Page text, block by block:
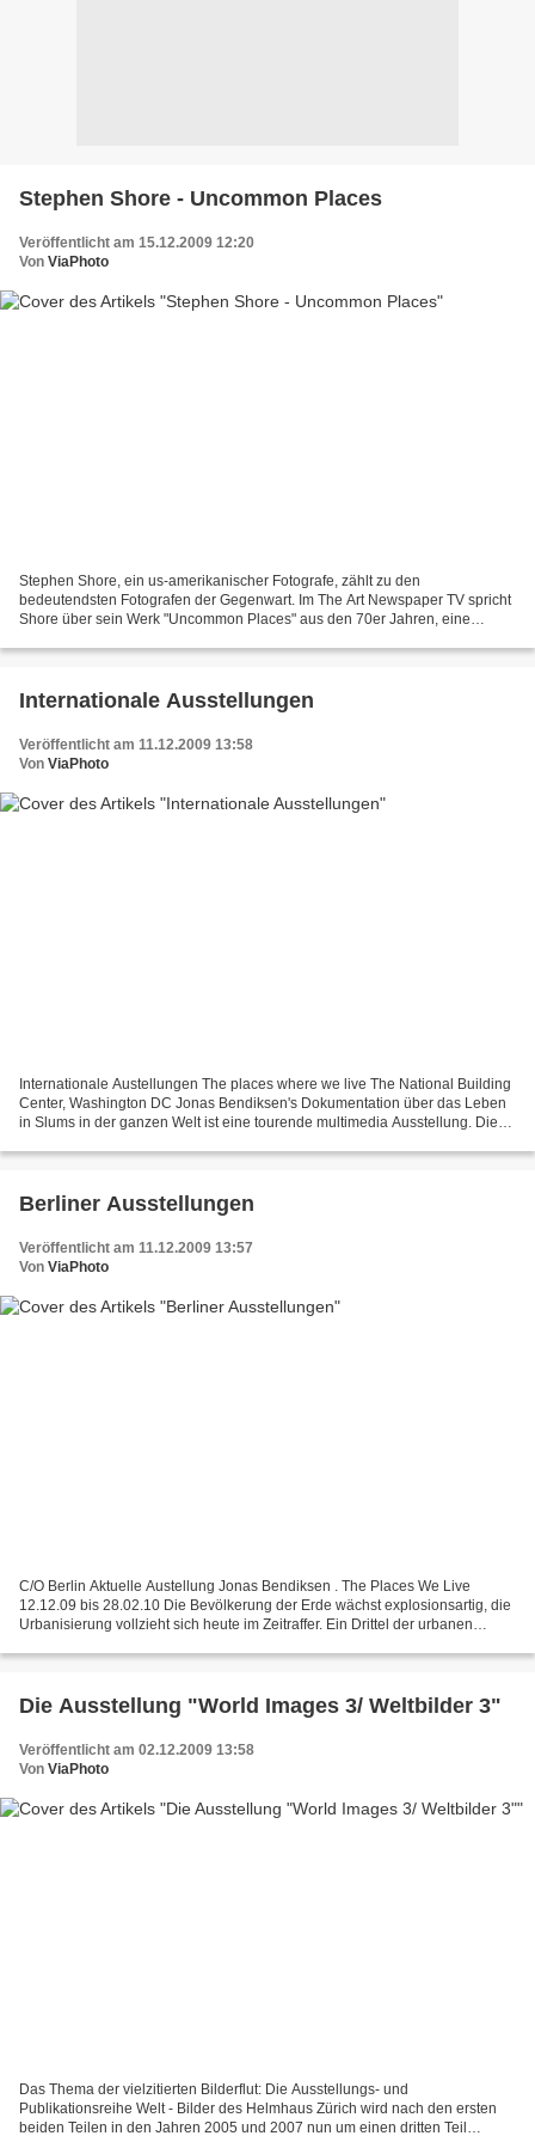
Stephen Shore - Uncommon Places
Veröffentlicht am 15.12.2009 12:20
Von ViaPhoto
Stephen Shore, ein us-amerikanischer Fotografe, zählt zu den
bedeutendsten Fotografen der Gegenwart. Im The Art Newspaper TV spricht
Shore über sein Werk "Uncommon Places" aus den 70er Jahren, eine
Internationale Ausstellungen
Veröffentlicht am 11.12.2009 13:58
Von ViaPhoto
Internationale Austellungen The places where we live The National Building
Center, Washington DC Jonas Bendiksen's Dokumentation über das Leben
in Slums in der ganzen Welt ist eine tourende multimedia Ausstellung. Die
Berliner Ausstellungen
Veröffentlicht am 11.12.2009 13:57
Von ViaPhoto
C/O Berlin Aktuelle Austellung Jonas Bendiksen . The Places We Live
12.12.09 bis 28.02.10 Die Bevölkerung der Erde wächst explosionsartig, die
Urbanisierung vollzieht sich heute im Zeitraffer. Ein Drittel der urbanen
Die Ausstellung "World Images 3/ Weltbilder 3"
Veröffentlicht am 02.12.2009 13:58
Von ViaPhoto
Das Thema der vielzitierten Bilderflut: Die Ausstellungs- und
Publikationsreihe Welt - Bilder des Helmhaus Zürich wird nach den ersten
beiden Teilen in den Jahren 2005 und 2007 nun um einen dritten Teil